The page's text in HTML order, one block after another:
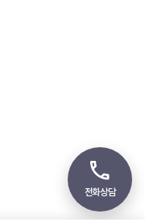
전화상담